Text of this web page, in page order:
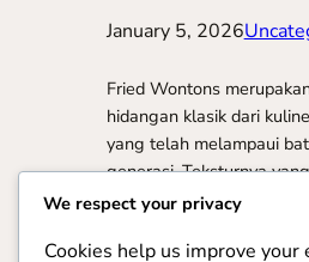
January 5, 2026
Fried Wontons
hidangan klasik dari
yang telah melampaui
generasi. Teksturnya
berpadu dengan isian
camilan, hidangan
We respect your privacy
Cookies help us improve your